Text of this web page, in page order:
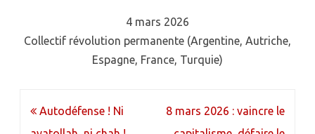
4 mars 2026
Collectif révolution permanente (Argentine, Autriche,
Espagne, France, Turquie)
Navigation
Autodéfense ! Ni
8 mars 2026 : vaincre le